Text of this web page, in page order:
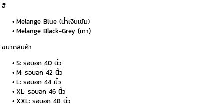
สี
Melange Blue (น้ำเงินเข้ม)
Melange Black-Grey (เทา)
ขนาดสินค้า
S: รอบอก 40 นิ้ว
M: รอบอก 42 นิ้ว
L: รอบอก 44 นิ้ว
XL: รอบอก 46 นิ้ว
XXL: รอบอก 48 นิ้ว